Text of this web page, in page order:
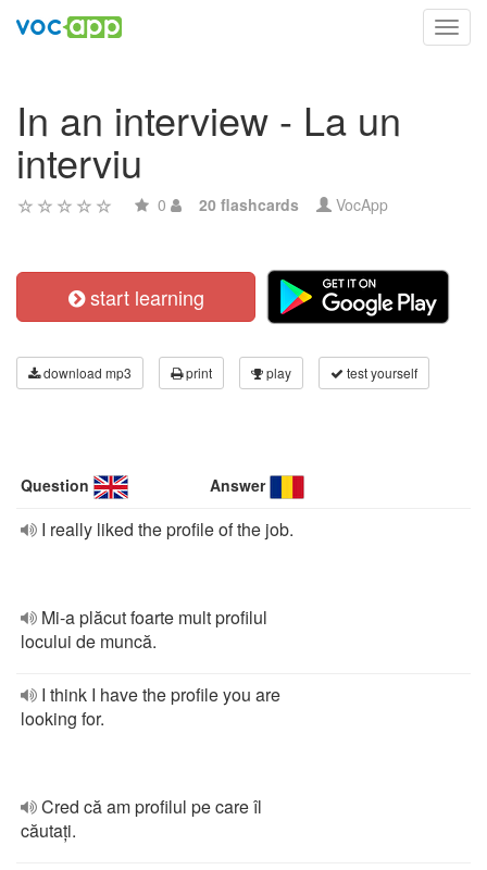
In an interview - La un
interviu
0 20 flashcards VocApp
start learning
download mp3 print play test yourself
Question Answer
I really liked the profile of the job.
Mi-a plăcut foarte mult profilul
locului de muncă.
I think I have the profile you are
looking for.
Cred că am profilul pe care îl
căutați.